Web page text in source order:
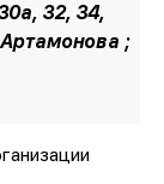
32, 34,
;